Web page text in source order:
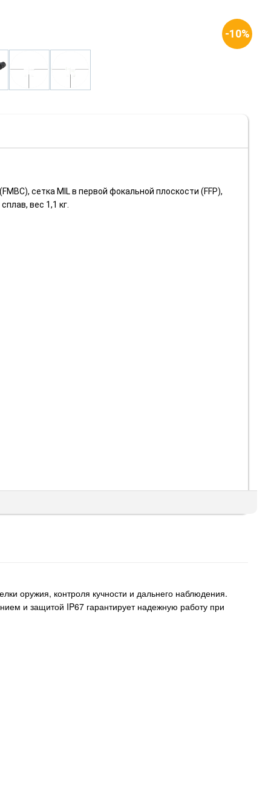
-10%
сетка MIL в первой фокальной плоскости (FFP),
вес 1,1 кг.
оружия, контроля кучности и дальнего наблюдения.
и защитой IP67 гарантирует надежную работу при